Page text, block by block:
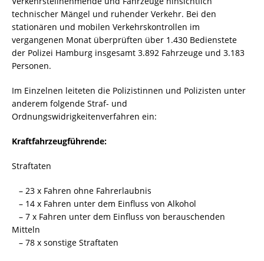
technischer Mängel und ruhender Verkehr. Bei den
stationären und mobilen Verkehrskontrollen im
vergangenen Monat überprüften über 1.430 Bedienstete
der Polizei Hamburg insgesamt 3.892 Fahrzeuge und 3.183
Personen.
Im Einzelnen leiteten die Polizistinnen und Polizisten unter
anderem folgende Straf- und
Ordnungswidrigkeitenverfahren ein:
Kraftfahrzeugführende:
Straftaten
– 23 x Fahren ohne Fahrerlaubnis
– 14 x Fahren unter dem Einfluss von Alkohol
– 7 x Fahren unter dem Einfluss von berauschenden
Mitteln
– 78 x sonstige Straftaten